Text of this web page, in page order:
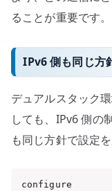
ることが重要です。
IPv6 側も同じ方
デュアルスタック
しても、IPv6 側の
も同じ方針で設定を